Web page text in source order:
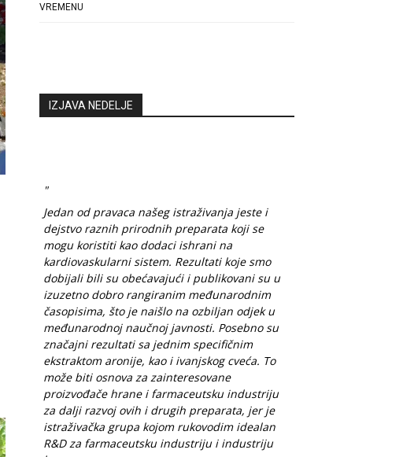
VREMENU
IZJAVA NEDELJE
"
Jedan od pravaca našeg istraživanja jeste i
dejstvo raznih prirodnih preparata koji se
mogu koristiti kao dodaci ishrani na
kardiovaskularni sistem. Rezultati koje smo
dobijali bili su obećavajući i publikovani su u
izuzetno dobro rangiranim međunarodnim
časopisima, što je naišlo na ozbiljan odjek u
međunarodnoj naučnoj javnosti. Posebno su
značajni rezultati sa jednim specifičnim
ekstraktom aronije, kao i ivanjskog cveća. To
može biti osnova za zainteresovane
proizvođače hrane i farmaceutsku industriju
za dalji razvoj ovih i drugih preparata, jer je
istraživačka grupa kojom rukovodim idealan
R&D za farmaceutsku industriju i industriju